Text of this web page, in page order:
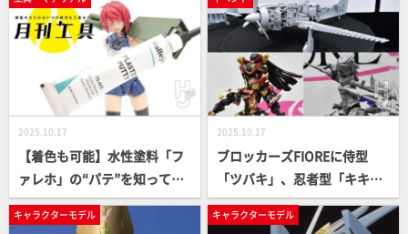
できるコンパチレジンキット
で出陣！【ファイブスター物
語】
帰ってきた！ 他にも『超音戦
士ボーグマン』アニス・ファ
ームのソフビなど新商品が
続々登場！
2025.10.17
【着色も可能】水性塗料「フ
ァレホ」の“パテ”を知って
る？水溶性の「ファレホ プラ
スチックパテ」を実際に使っ
2025.10.17
ブロッカーズFIOREに侍型
「ツバキ」、忍者型「キキョ
ウ」が登場！完全新規金型の
「五式戦」のファーストラン
キャラクターモデル キャラクターモデル